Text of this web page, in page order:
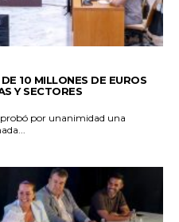
10 MILLONES DE EUROS
Y SECTORES
por unanimidad una